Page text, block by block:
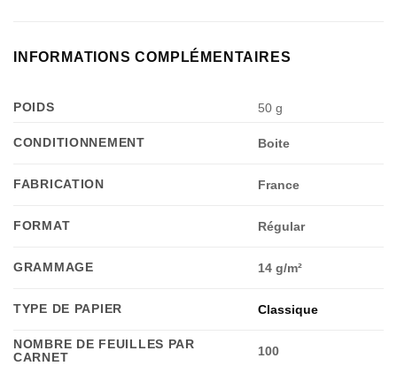
INFORMATIONS COMPLÉMENTAIRES
POIDS 50 g
CONDITIONNEMENT Boite
FABRICATION France
FORMAT Régular
GRAMMAGE 14 g/m²
TYPE DE PAPIER Classique
NOMBRE DE FEUILLES PAR
CARNET
100